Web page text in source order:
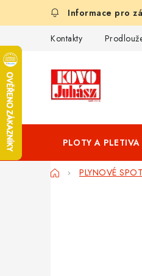
Kontakty
PLOTY A PLETIVA
DomůPLYNOVÉ